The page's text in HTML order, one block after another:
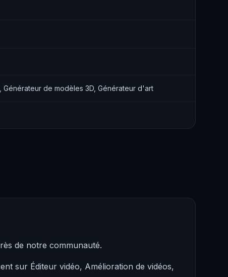
de modèles 3D, Générateur d'art
de notre communauté.
sur Éditeur vidéo, Amélioration de vidéos,